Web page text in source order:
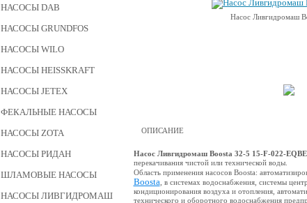
НАСОСЫ DAB
НАСОСЫ GRUNDFOS
НАСОСЫ WILO
НАСОСЫ HEISSKRAFT
НАСОСЫ JETEX
ФЕКАЛЬНЫЕ НАСОСЫ
НАСОСЫ ZOTA
НАСОСЫ РИДАН
ШЛАМОВЫЕ НАСОСЫ
НАСОСЫ ЛИВГИДРОМАШ
Насос Ливгидромаш
ОПИСАНИЕ
Насос Ливгидромаш Boosta 32-5 15-F-022-EQBE
перекачивания чистой или технической воды.
Область применения насосов Boosta:
Boosta , в системах водоснабжения, системы
кондиционирования воздуха и отопления,
технического и оборотного водоснабжения